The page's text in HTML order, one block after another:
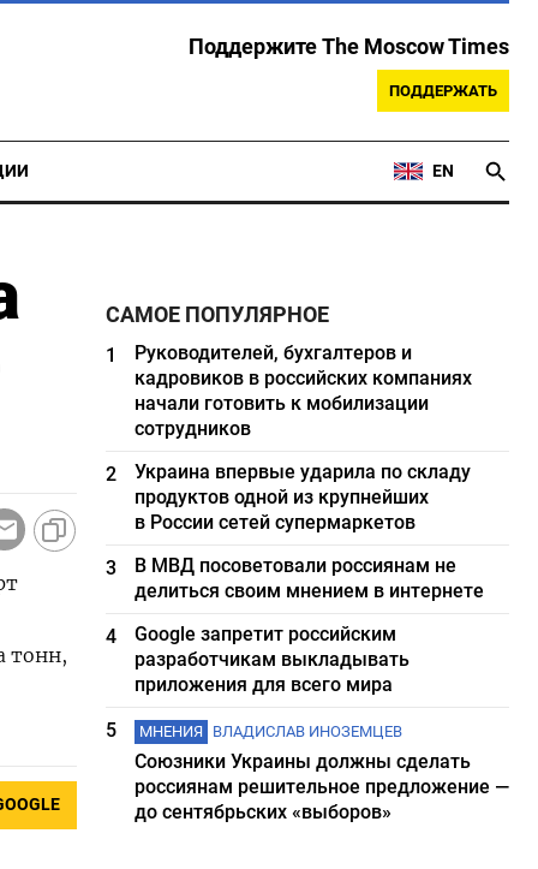
Поддержите The Moscow Times
ПОДДЕРЖАТЬ
EN
тонн,
САМОЕ ПОПУЛЯРНОЕ
1
Руководителей, бухгалтеров и
кадровиков в российских компаниях
начали готовить к мобилизации
сотрудников
2
Украина впервые ударила по складу
продуктов одной из крупнейших
в России сетей супермаркетов
3
В МВД посоветовали россиянам не
делиться своим мнением в интернете
4
Google запретит российским
разработчикам выкладывать
приложения для всего мира
5
МНЕНИЯ ВЛАДИСЛАВ ИНОЗЕМЦЕВ
Союзники Украины должны сделать
россиянам решительное предложение —
до сентябрьских «выборов»